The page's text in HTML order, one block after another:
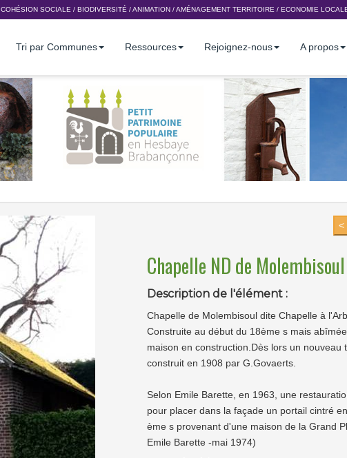
COHÉSION SOCIALE / BIODIVERSITÉ /ANIMATION /AMÉNAGEMENT TERRITOIRE / ECONOMIE
Tri par Communes Ressources Rejoignez-nous A propos
<
Chapelle ND de Molembisoul
Description de l'élément :
Chapelle de Molembisoul dite Chapelle à
Construite au début du 18ème s mais
maison en construction.Dès lors un
construit en 1908 par G.Govaerts.
Selon Emile Barette, en 1963, une
pour placer dans la façade un portail cintré
ème s provenant d'une maison de la Grand
Emile Barette -mai 1974)